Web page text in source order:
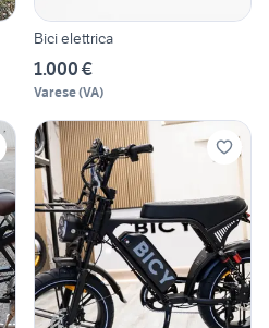
Bici elettrica
1.000 €
Varese(VA)